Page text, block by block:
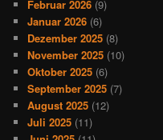
Februar 2026 (9)
Januar 2026 (6)
Dezember 2025 (8)
November 2025 (10)
Oktober 2025 (6)
September 2025 (7)
August 2025 (12)
Juli 2025 (11)